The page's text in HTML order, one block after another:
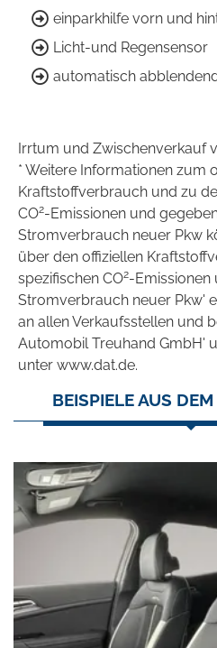
einparkhilfe vorn und
Licht-und Regensensor
automatisch
Irrtum und Zwischenverkauf
* Weitere Informationen zum
Kraftstoffverbrauch und zu
CO2-Emissionen und
Stromverbrauch neuer Pkw
über den offiziellen
spezifischen CO2-Emissionen
Stromverbrauch neuer Pkw'
an allen Verkaufsstellen und
Automobil Treuhand GmbH'
unter www.dat.de.
BEISPIELE AUS